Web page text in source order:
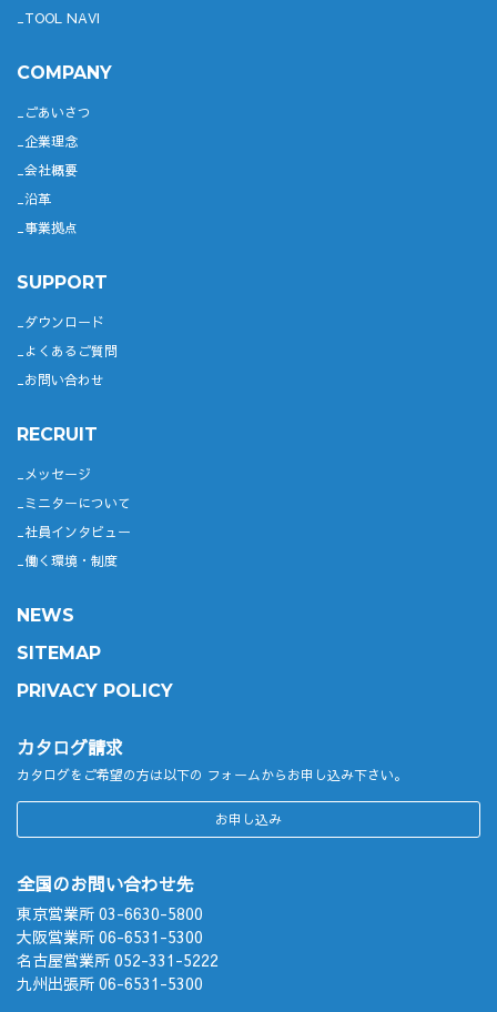
TOOL NAVI
COMPANY
ごあいさつ
企業理念
会社概要
沿革
事業拠点
SUPPORT
ダウンロード
よくあるご質問
お問い合わせ
RECRUIT
メッセージ
ミニターについて
社員インタビュー
働く環境・制度
NEWS
SITEMAP
PRIVACY POLICY
カタログ請求
カタログをご希望の方は以下の フォームからお申し込み下さい。
お申し込み
全国のお問い合わせ先
東京営業所 03-6630-5800
大阪営業所 06-6531-5300
名古屋営業所 052-331-5222
九州出張所 06-6531-5300